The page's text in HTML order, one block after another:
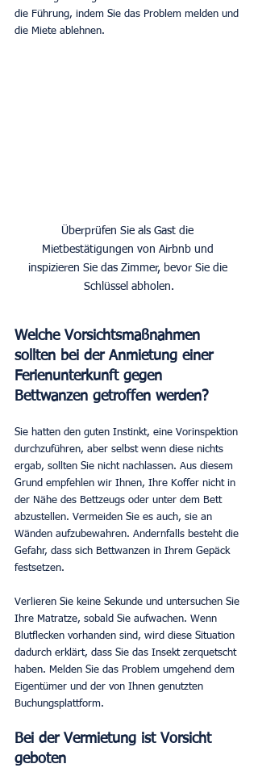
die Führung, indem Sie das Problem melden und
die Miete ablehnen.
Überprüfen Sie als Gast die
Mietbestätigungen von Airbnb und
inspizieren Sie das Zimmer, bevor Sie die
Schlüssel abholen.
Welche Vorsichtsmaßnahmen
sollten bei der Anmietung einer
Ferienunterkunft gegen
Bettwanzen getroffen werden?
Sie hatten den guten Instinkt, eine Vorinspektion
durchzuführen, aber selbst wenn diese nichts
ergab, sollten Sie nicht nachlassen. Aus diesem
Grund empfehlen wir Ihnen, Ihre Koffer nicht in
der Nähe des Bettzeugs oder unter dem Bett
abzustellen. Vermeiden Sie es auch, sie an
Wänden aufzubewahren. Andernfalls besteht die
Gefahr, dass sich Bettwanzen in Ihrem Gepäck
festsetzen.
Verlieren Sie keine Sekunde und untersuchen Sie
Ihre Matratze, sobald Sie aufwachen. Wenn
Blutflecken vorhanden sind, wird diese Situation
dadurch erklärt, dass Sie das Insekt zerquetscht
haben. Melden Sie das Problem umgehend dem
Eigentümer und der von Ihnen genutzten
Buchungsplattform.
Bei der Vermietung ist Vorsicht
geboten